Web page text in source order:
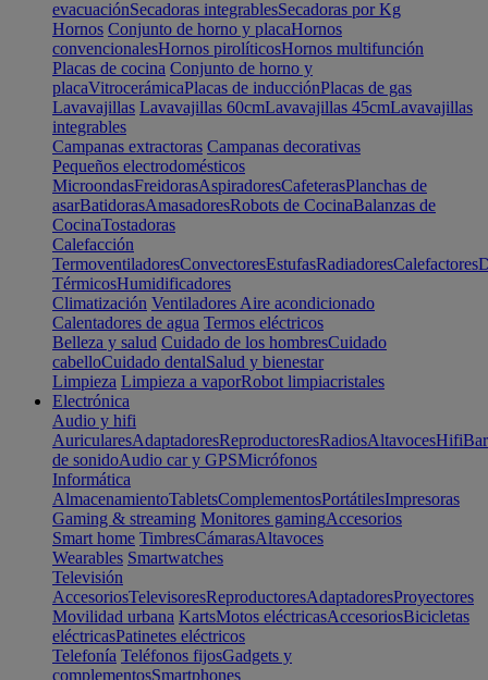
evacuaciónSecadoras integrablesSecadoras por Kg
Hornos Conjunto de horno y placaHornos
convencionalesHornos pirolíticosHornos multifunción
Placas de cocina Conjunto de horno y
placaVitrocerámicaPlacas de inducciónPlacas de gas
Lavavajillas Lavavajillas 60cmLavavajillas 45cmLavavajillas
integrables
Campanas extractoras Campanas decorativas
Pequeños electrodomésticos
MicroondasFreidorasAspiradoresCafeterasPlanchas de
asarBatidorasAmasadoresRobots de CocinaBalanzas de
CocinaTostadoras
Calefacción
TermoventiladoresConvectoresEstufasRadiadoresCalefactores
TérmicosHumidificadores
Climatización Ventiladores Aire acondicionado
Calentadores de agua Termos eléctricos
Belleza y salud Cuidado de los hombresCuidado
cabelloCuidado dentalSalud y bienestar
Limpieza Limpieza a vaporRobot limpiacristales
Electrónica
Audio y hifi
AuricularesAdaptadoresReproductoresRadiosAltavocesHifi
de sonidoAudio car y GPSMicrófonos
Informática
AlmacenamientoTabletsComplementosPortátilesImpresoras
Gaming & streaming Monitores gamingAccesorios
Smart home TimbresCámarasAltavoces
Wearables Smartwatches
Televisión
AccesoriosTelevisoresReproductoresAdaptadoresProyectores
Movilidad urbana KartsMotos eléctricasAccesoriosBicicletas
eléctricasPatinetes eléctricos
Telefonía Teléfonos fijosGadgets y
complementosSmartphones